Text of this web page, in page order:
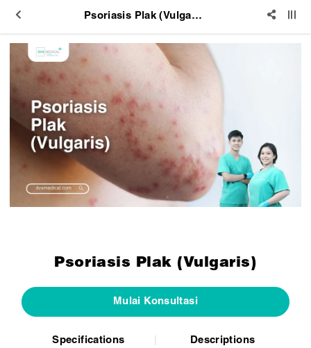
Psoriasis Plak (Vulgaris)
Psoriasis Plak (Vulgaris)
Mulai Konsultasi
Specifications Descriptions